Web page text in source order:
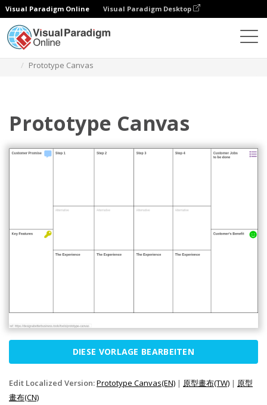
Visual Paradigm Online Visual Paradigm Desktop
Prototype Canvas
Prototype Canvas
DIESE VORLAGE BEARBEITEN
Edit Localized Version:Prototype Canvas(EN) | 原型畫布(TW) | 原型
畫布(CN)